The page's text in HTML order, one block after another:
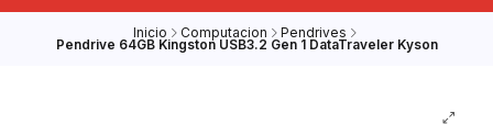
Inicio Computacion Pendrives
Pendrive 64GB Kingston USB3.2 Gen 1 DataTraveler Kyson